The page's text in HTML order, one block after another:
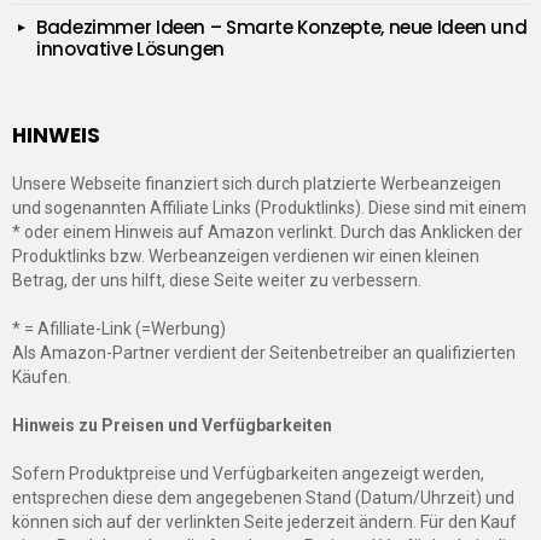
Badezimmer Ideen – Smarte Konzepte, neue Ideen und
innovative Lösungen
HINWEIS
Unsere Webseite finanziert sich durch platzierte Werbeanzeigen
und sogenannten Affiliate Links (Produktlinks). Diese sind mit einem
* oder einem Hinweis auf Amazon verlinkt. Durch das Anklicken der
Produktlinks bzw. Werbeanzeigen verdienen wir einen kleinen
Betrag, der uns hilft, diese Seite weiter zu verbessern.
* = Afilliate-Link (=Werbung)
Als Amazon-Partner verdient der Seitenbetreiber an qualifizierten
Käufen.
Hinweis zu Preisen und Verfügbarkeiten
Sofern Produktpreise und Verfügbarkeiten angezeigt werden,
entsprechen diese dem angegebenen Stand (Datum/Uhrzeit) und
können sich auf der verlinkten Seite jederzeit ändern. Für den Kauf